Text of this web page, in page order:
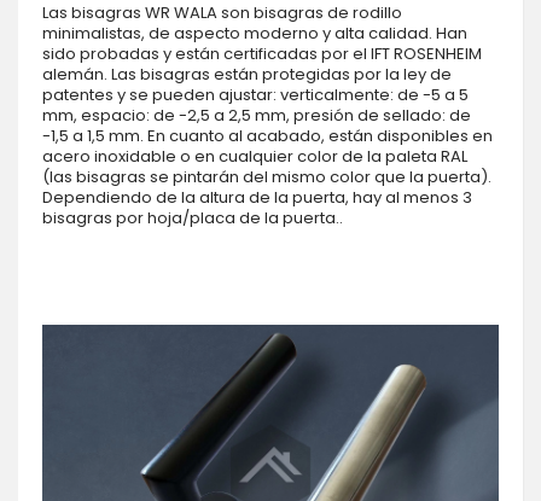
Las bisagras WR WALA son bisagras de rodillo
minimalistas, de aspecto moderno y alta calidad. Han
sido probadas y están certificadas por el IFT ROSENHEIM
alemán. Las bisagras están protegidas por la ley de
patentes y se pueden ajustar: verticalmente: de -5 a 5
mm, espacio: de -2,5 a 2,5 mm, presión de sellado: de
-1,5 a 1,5 mm. En cuanto al acabado, están disponibles en
acero inoxidable o en cualquier color de la paleta RAL
(las bisagras se pintarán del mismo color que la puerta).
Dependiendo de la altura de la puerta, hay al menos 3
bisagras por hoja/placa de la puerta..